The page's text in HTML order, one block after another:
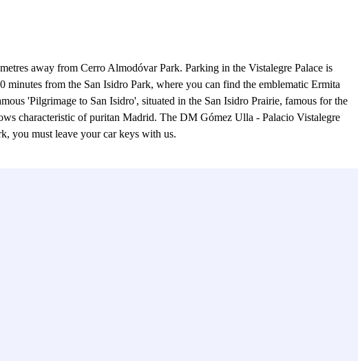
away from Cerro Almodóvar Park. Parking in the Vistalegre Palace is
from the San Isidro Park, where you can find the emblematic Ermita
'Pilgrimage to San Isidro', situated in the San Isidro Prairie, famous for the
characteristic of puritan Madrid. The DM Gómez Ulla - Palacio Vistalegre
you must leave your car keys with us.